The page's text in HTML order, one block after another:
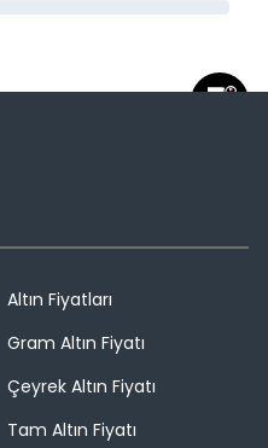
Altın Fiyatları
Gram Altın Fiyatı
Çeyrek Altın Fiyatı
Tam Altın Fiyatı